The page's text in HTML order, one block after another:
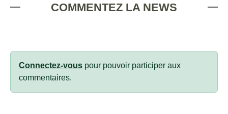
COMMENTEZ LA NEWS
Connectez-vous pour pouvoir participer aux
commentaires.